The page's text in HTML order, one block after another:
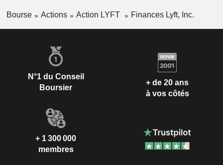
Bourse Actions Action LYFT Finances Lyft, Inc.
N°1 du Conseil
Boursier
+ de 20 ans
à vos côtés
+ 1 300 000
membres